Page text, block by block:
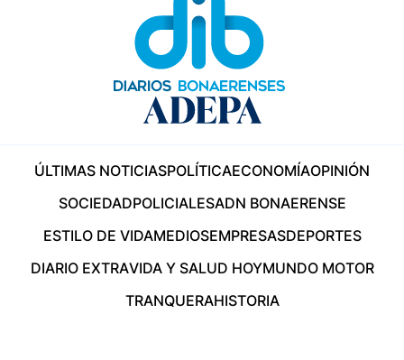
ÚLTIMAS NOTICIASPOLÍTICAECONOMÍAOPINIÓN
SOCIEDADPOLICIALESADN BONAERENSE
ESTILO DE VIDAMEDIOSEMPRESASDEPORTES
DIARIO EXTRAVIDA Y SALUD HOYMUNDO MOTOR
TRANQUERAHISTORIA